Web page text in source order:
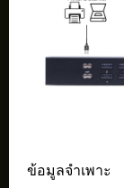
ข้อมูลจำเพาะ